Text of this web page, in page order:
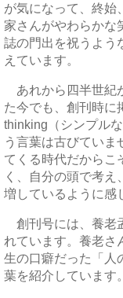
が気になって、終始
家さんがやわらかな
誌の門出を祝うよう
えています。
あれから四半世紀
た今でも、創刊時に
thinking（シンプル
う言葉は古びていま
てくる時代だからこ
く、自分の頭で考
増しているように感
創刊号には、養老
れています。養老さ
生の口癖だった「人
葉を紹介しています。